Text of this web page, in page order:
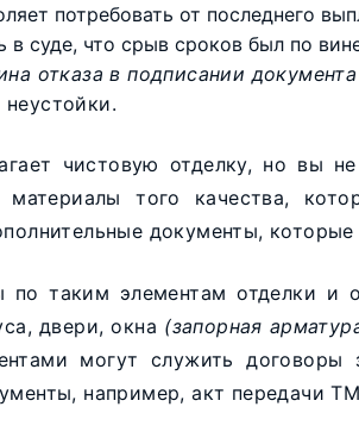
потребовать от последнего
в суде, что срыв сроков был по
отказа в подписании
чистовую отделку, но вы
материалы того качества,
документы,
по таким элементам отделки и
двери, окна (запорная
могут служить договоры
например, акт передачи